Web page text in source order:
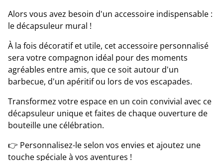
Alors vous avez besoin d'un accessoire indispensable :
le décapsuleur mural !
À la fois décoratif et utile, cet accessoire personnalisé
sera votre compagnon idéal pour des moments
agréables entre amis, que ce soit autour d'un
barbecue, d'un apéritif ou lors de vos escapades.
Transformez votre espace en un coin convivial avec ce
décapsuleur unique et faites de chaque ouverture de
bouteille une célébration.
👉 Personnalisez-le selon vos envies et ajoutez une
touche spéciale à vos aventures !